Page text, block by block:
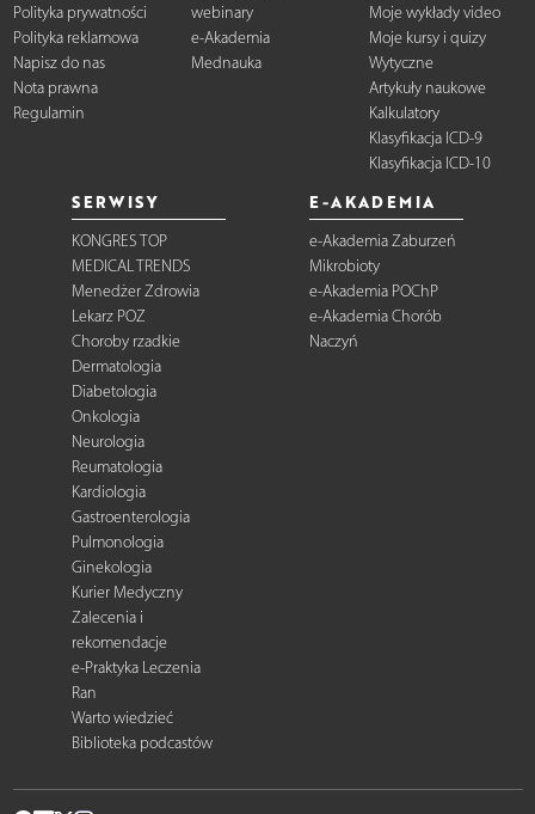
Polityka prywatności
Polityka reklamowa
Napisz do nas
Nota prawna
Regulamin
webinary
e-Akademia
Mednauka
Moje wykłady video
Moje kursy i quizy
Wytyczne
Artykuły naukowe
Kalkulatory
Klasyfikacja ICD-9
Klasyfikacja ICD-10
SERWISY
KONGRES TOP
MEDICAL TRENDS
Menedżer Zdrowia
Lekarz POZ
Choroby rzadkie
Dermatologia
Diabetologia
Onkologia
Neurologia
Reumatologia
Kardiologia
Gastroenterologia
Pulmonologia
Ginekologia
Kurier Medyczny
Zalecenia i
rekomendacje
e-Praktyka Leczenia
Ran
Warto wiedzieć
Biblioteka podcastów
E-AKADEMIA
e-Akademia Zaburzeń
Mikrobioty
e-Akademia POChP
e-Akademia Chorób
Naczyń